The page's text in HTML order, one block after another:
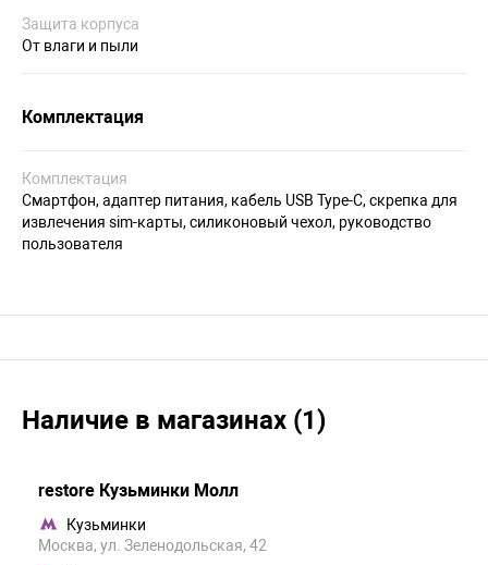
Защита корпуса
От влаги и пыли
Комплектация
Комплектация
Смартфон, адаптер питания, кабель USB Type-C, скрепка для
извлечения sim-карты, силиконовый чехол, руководство
пользователя
Наличие в магазинах (1)
restore Кузьминки Молл
Кузьминки
Москва, ул. Зеленодольская, 42